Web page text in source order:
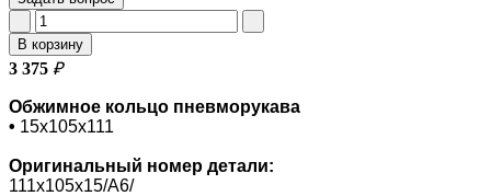
В корзину
3 375 ₽
Обжимное кольцо пневморукава
• 15х105х111
Оригинальный номер детали:
111х105х15/A6/